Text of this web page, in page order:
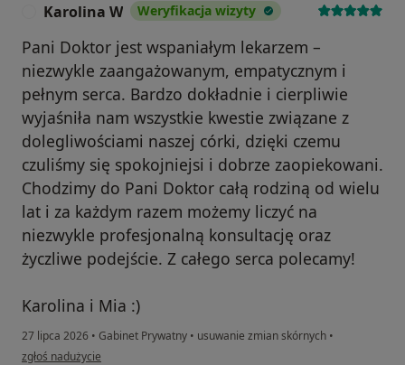
Karolina W Weryfikacja wizyty
Pani Doktor jest wspaniałym lekarzem –
niezwykle zaangażowanym, empatycznym i
pełnym serca. Bardzo dokładnie i cierpliwie
wyjaśniła nam wszystkie kwestie związane z
dolegliwościami naszej córki, dzięki czemu
czuliśmy się spokojniejsi i dobrze zaopiekowani.
Chodzimy do Pani Doktor całą rodziną od wielu
lat i za każdym razem możemy liczyć na
niezwykle profesjonalną konsultację oraz
życzliwe podejście. Z całego serca polecamy!
Karolina i Mia :)
27 lipca 2026 • Gabinet Prywatny • usuwanie zmian skórnych •
w opinii użytkownika Karolina W
zgłoś nadużycie